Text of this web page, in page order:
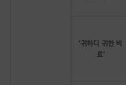
'귀하디 귀한 비
료'